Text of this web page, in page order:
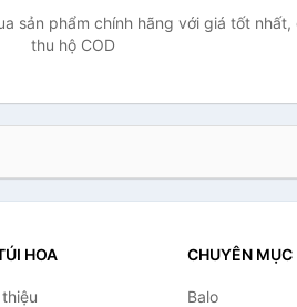
sản phẩm chính hãng với giá tốt
thu hộ COD
HOA
thiệu
CHUYÊN MỤC
Balo